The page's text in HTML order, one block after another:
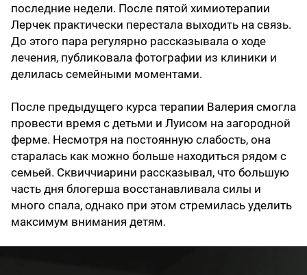
последние недели. После пятой химиотерапии
Лерчек практически перестала выходить на связь.
До этого пара регулярно рассказывала о ходе
лечения, публиковала фотографии из клиники и
делилась семейными моментами.
После предыдущего курса терапии Валерия смогла
провести время с детьми и Луисом на загородной
ферме. Несмотря на постоянную слабость, она
старалась как можно больше находиться рядом с
семьей. Сквиччиарини рассказывал, что большую
часть дня блогерша восстанавливала силы и
много спала, однако при этом стремилась уделить
максимум внимания детям.